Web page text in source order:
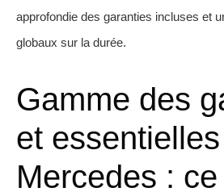
approfondie des garanties incluses et
globaux sur la durée.
Gamme des
et
Mercedes : ce